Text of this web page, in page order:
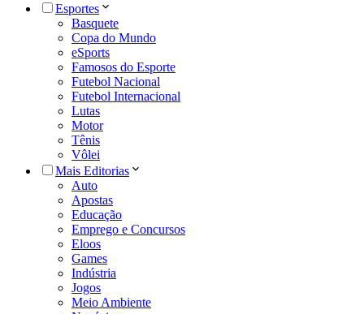
Esportes
Basquete
Copa do Mundo
eSports
Famosos do Esporte
Futebol Nacional
Futebol Internacional
Lutas
Motor
Tênis
Vôlei
Mais Editorias
Auto
Apostas
Educação
Emprego e Concursos
Eloos
Games
Indústria
Jogos
Meio Ambiente